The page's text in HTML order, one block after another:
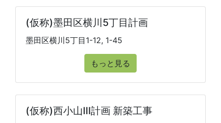
(仮称)墨田区横川5丁目計画
墨田区横川5丁目1-12, 1-45
もっと見る
(仮称)西小山Ⅲ計画 新築工事